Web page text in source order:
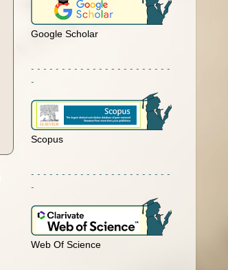
Google Scholar
- - - - - - - - - - - - - - - - - - - - - - -
-
Scopus
- - - - - - - - - - - - - - - - - - - - - - -
-
Web Of Science